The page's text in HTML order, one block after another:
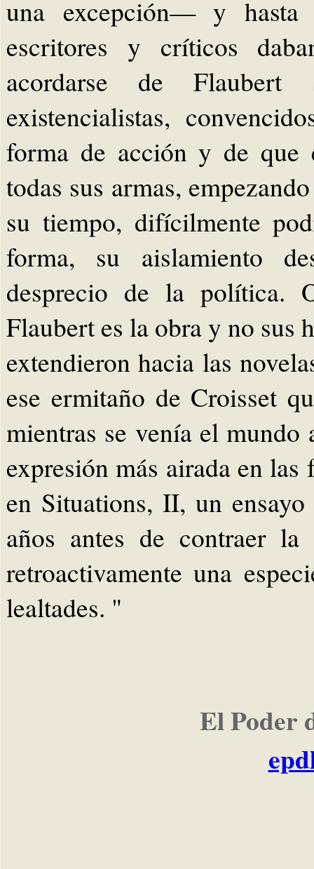
una excepción— y
escritores y críticos
acordarse de
existencialistas,
forma de acción y de que
todas sus armas,
su tiempo, difícilmente
forma, su aislamiento
desprecio de la política.
Flaubert es la obra y no sus
extendieron hacia las
ese ermitaño de Croisset
mientras se venía el mundo
expresión más airada en
en Situations, II, un
años antes de contraer
retroactivamente una
lealtades. "
El Poder